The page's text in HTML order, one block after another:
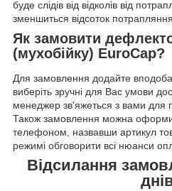
буде слідів від відколів від
зменшиться відсоток
Як замовити
(мухобійку) EuroCap?
Для замовлення додайте
виберіть зручні для Вас умови
менеджер зв'яжеться з вами для
Також замовлення можна
телефоном, назвавши артикул
режимі обговорити всі нюанси
Відсилання